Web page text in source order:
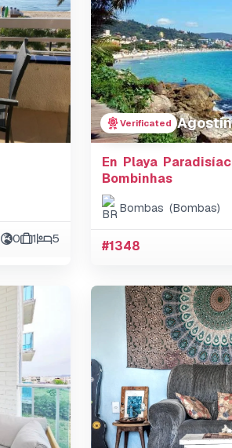
0 1 5
Verificated
En Playa
Bombinhas
Bombas (Bombas)
#1348